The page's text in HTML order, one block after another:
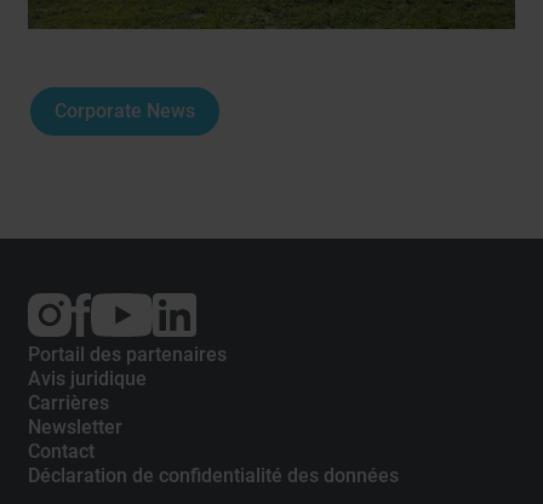
Corporate News
External
link:
Instagram
External
link:
Facebook
External
link:
YouTube
Portail des partenaires
Avis juridique
Carrières
Newsletter
Contact
Déclaration de confidentialité des données